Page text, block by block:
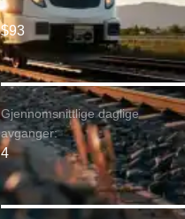
$93
Gjennomsnittlige daglige
avganger:
4